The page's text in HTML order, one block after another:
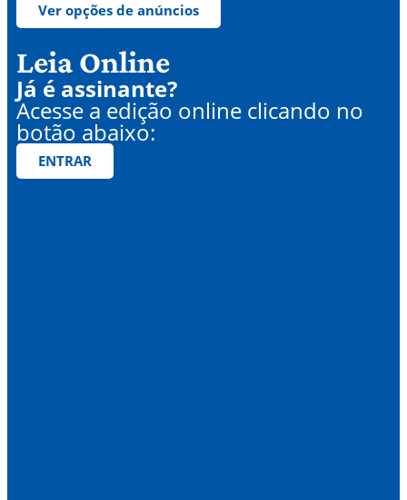
Ver opções de anúncios
Leia Online
Já é assinante?
Acesse a edição online clicando no
botão abaixo:
ENTRAR